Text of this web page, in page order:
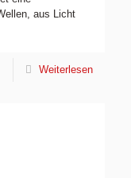
aus Licht
Weiterlesen